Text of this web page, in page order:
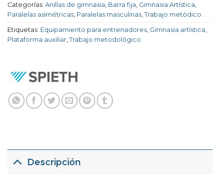
Categorías: Anillas de gimnasia, Barra fija, Gimnasia Artística,
Paralelas asimétricas, Paralelas masculinas, Trabajo metódico
Etiquetas: Equipamiento para entrenadores, Gimnasia artística,
Plataforma auxiliar, Trabajo metodológico
Descripción